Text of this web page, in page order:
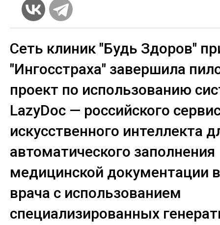
Сеть клиник "Будь Здоров"
"Ингосстраха" завершила
проект по использованию
LazyDoc — российского
искусственного интеллекта
автоматического заполнения
медицинской документации
врача с использованием
специализированных